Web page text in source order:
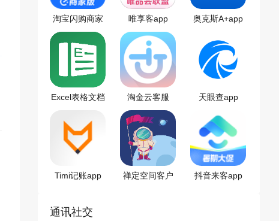
淘宝闪购商家
版app
唯享客app 奥克斯A+app
Excel表格文档
淘金云客服
app
天眼查app
Timi记账app
禅定空间客户
抖音来客app
通讯社交